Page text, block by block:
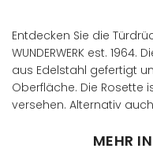
Entdecken Sie die
WUNDERWERK est.
aus Edelstahl gefertigt
Oberfläche. Die Rosette
versehen. Alternativ
MEHR